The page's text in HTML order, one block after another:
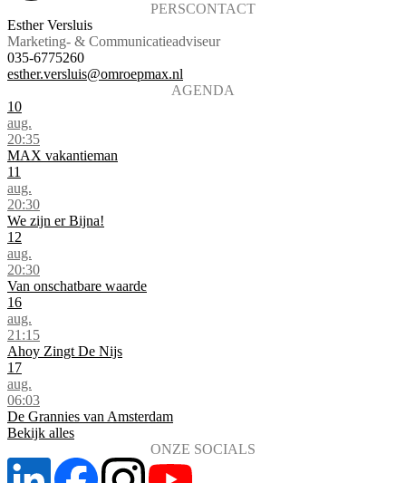
PERSCONTACT
Esther Versluis
Marketing- & Communicatieadviseur
035-6775260
esther.versluis@omroepmax.nl
AGENDA
10
aug.
20:35
MAX vakantieman
11
aug.
20:30
We zijn er Bijna!
12
aug.
20:30
Van onschatbare waarde
16
aug.
21:15
Ahoy Zingt De Nijs
17
aug.
06:03
De Grannies van Amsterdam
Bekijk alles
ONZE SOCIALS